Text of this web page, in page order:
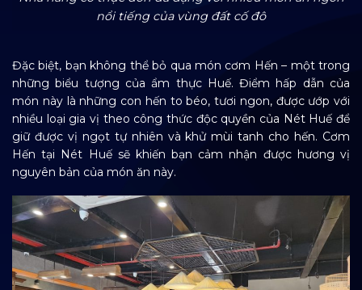
nổi tiếng của vùng đất cố đô
Đặc biệt, bạn không thể bỏ qua món cơm Hến – một trong
những biểu tượng của ẩm thực Huế. Điểm hấp dẫn của
món này là những con hến to béo, tươi ngon, được ướp với
nhiều loại gia vị theo công thức độc quyền của Nét Huế để
giữ được vị ngọt tự nhiên và khử mùi tanh cho hến. Cơm
Hến tại Nét Huế sẽ khiến bạn cảm nhận được hương vị
nguyên bản của món ăn này.